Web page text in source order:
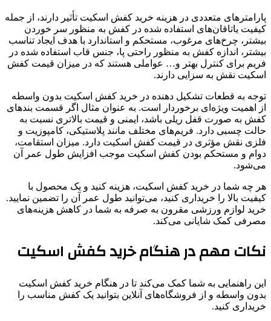
پارامتر‌های متعددی در هزینه خرید کفش اسکیت تأثیر دارند، از جمله
کیفیت یاتاقان‌های استفاده شده در کفش به منظور سر خوردن
بیشتر، چرخ‌های مرغوب، مستحکم و استاندارد با هدف ایجاد تناسب
بیشتر، اندازه کفش به منظور راحتی پا، جنس قاب استفاده شده در
فریم برای کنترل بهتر و… عواملی هستند که در میزان قیمت کفش
اسکیت نقش به سزایی دارند.
توجه به قطعات تشکیل دهنده در خرید کفش اسکیت بدون واسطه
از اهمیت ویژه‌ای برخوردار است. به عنوان مثال اگر قسمت بند‌های
کفش به صورت قفل ریلی باشد، ایمنی و قیمت بالاتری نسبت به
حالت چسبی دارد. فریم‌های مختلف مانند پلاستیکی، کامپوزیت و
فلزی نقش مؤثری در قیمت کفش اسکیت دارد. میزان استقامت،
دوام و مستحکم بودن کفش اسکیت موجب افزایش طول عمر آن
می‌شود.
هر چه شما در خرید کفش اسکیت، هزینه کنید و یک محصول با
کیفیت بالا را خریداری کنید، می‌توانید طول عمر آن را تضمین نمایید.
خرید لوازم ورزشی مقرون به صرفه به شما در کاهش هزینه‌های
مصرفی کمک شایانی می‌کند.
نکات مهم در هنگام خرید کفش اسکیت
این راهنمایی به شما کمک می‌کند تا در هنگام خرید کفش اسکیت
بدون واسطه و از فروشگاه‌های آنلاین بتوانید یک کفش مناسب را
خریداری کنید.